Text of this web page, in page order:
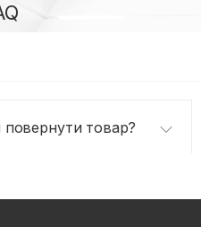
товар?